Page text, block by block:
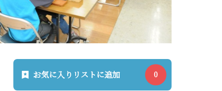
お気に入りリストに追加